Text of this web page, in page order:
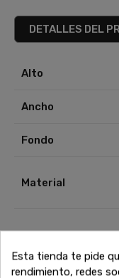
DETALLES DEL
Alto
Ancho
Fondo
Material
También te
Esta tienda te pide
rendimiento, redes